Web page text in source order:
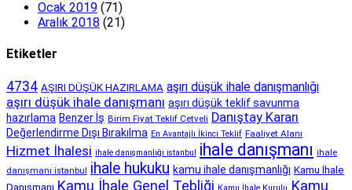
Ocak 2019 (71)
Aralık 2018 (21)
Etiketler
4734 AŞIRI DÜŞÜK HAZIRLAMA aşırı düşük ihale danışmanlığı
aşırı düşük ihale danışmanı aşırı düşük teklif savunma
hazırlama Benzer İş Birim Fiyat Teklif Cetveli Danıştay Kararı
Değerlendirme Dışı Bırakılma En Avantajlı İkinci Teklif Faaliyet Alanı
Hizmet İhalesi ihale danışmanlığı istanbul ihale danışmanı ihale
danışmanı istanbul ihale hukuku kamu ihale danışmanlığı Kamu İhale
Danışmanı Kamu İhale Genel Tebliği Kamu İhale Kurulu Kamu